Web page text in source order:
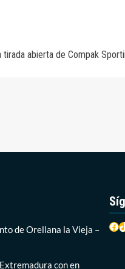
tirada abierta de Compak
de Orellana la Vieja –
con en